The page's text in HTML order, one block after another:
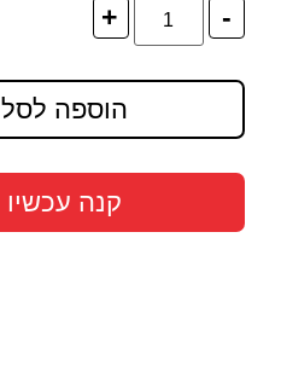
-
+
הוספה לסל
קנה עכשיו